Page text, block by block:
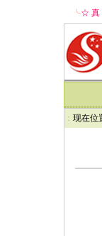
╰☆ 真
： 现在位